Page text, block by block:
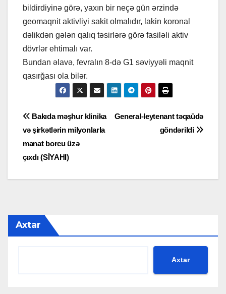
bildirdiyinə görə, yaxın bir neçə gün ərzində
geomaqnit aktivliyi sakit olmalıdır, lakin koronal
dəlikdən gələn qalıq təsirlərə görə fasiləli aktiv
dövrlər ehtimalı var.
Bundan əlavə, fevralın 8-də G1 səviyyəli maqnit
qasırğası ola bilər.
Yazı
naviqasiyası
General-leytenant təqaüdə
göndərildi
Bakıda məşhur klinika
və şirkətlərin milyonlarla
manat borcu üzə
çıxdı (SİYAHI)
Axtar
Axtar